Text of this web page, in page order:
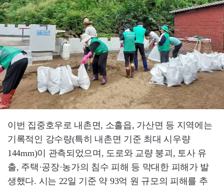
이번 집중호우로 내촌면, 소흘읍, 가산면 등 지역에는
기록적인 강수량(특히 내촌면 기준 최대 시우량
144mm)이 관측되었으며, 도로와 교량 붕괴, 토사 유
출, 주택·공장·농가의 침수 피해 등 막대한 피해가 발
생했다. 시는 22일 기준 약 93억 원 규모의 피해를 추